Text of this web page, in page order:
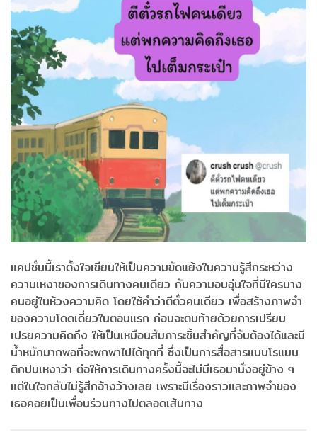
แคปชั่นนี้เราตั้งใจเขียนให้เป็นความขัดแย้งในความรู้สึกระหว่าง
ความเหงาของการเดินทางคนเดียว กับความอบอุ่นใจที่มีใครบาง
คนอยู่ในห้วงความคิด โดยใช้คำว่าตีตั๋วคนเดียว เพื่อสร้างภาพจำ
ของความโดดเดี่ยวในตอนแรก ก่อนจะตบท้ายด้วยการเปรียบ
เปรยความคิดถึง ให้เป็นเหมือนสัมภาระชิ้นสำคัญที่จับต้องได้และมี
น้ำหนักมากพอที่จะพกพาไปได้ทุกที่ ซึ่งเป็นการสื่อสารแบบโรแมน
ติกปนเหงาว่า ต่อให้การเดินทางครั้งนี้จะไม่มีเธอมานั่งอยู่ข้าง ๆ
แต่ในใจกลับไม่รู้สึกอ้างว้างเลย เพราะมีเรื่องราวและภาพจำของ
เธอคอยเป็นเพื่อนร่วมทางไปตลอดเส้นทาง